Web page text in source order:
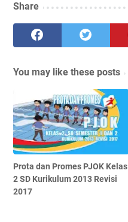
Share
You may like these posts
Prota dan Promes PJOK Kelas
2 SD Kurikulum 2013 Revisi
2017